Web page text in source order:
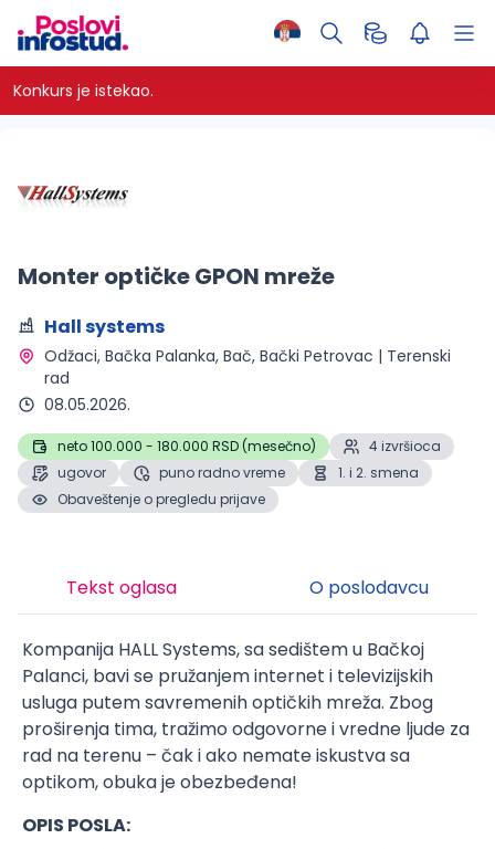
Konkurs je istekao.
Monter optičke GPON mreže
Hall systems
Odžaci, Bačka Palanka, Bač, Bački Petrovac | Terenski
rad
08.05.2026.
neto 100.000 - 180.000 RSD (mesečno)
4 izvršioca
ugovor
puno radno vreme
1. i 2. smena
Obaveštenje o pregledu prijave
Tekst oglasa O poslodavcu
Kompanija HALL Systems, sa sedištem u Bačkoj
Palanci, bavi se pružanjem internet i televizijskih
usluga putem savremenih optičkih mreža. Zbog
proširenja tima, tražimo odgovorne i vredne ljude za
rad na terenu – čak i ako nemate iskustva sa
optikom, obuka je obezbeđena!
OPIS POSLA: